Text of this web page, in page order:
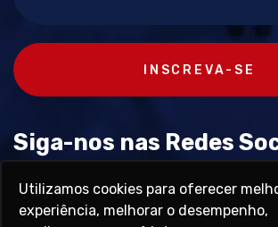
Utilizamos cookies para oferecer
experiência, melhorar o desempenho,
INSCREVA-SE
Siga-nos nas Redes